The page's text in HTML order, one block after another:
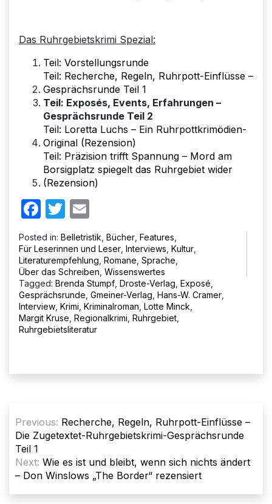
Das Ruhrgebietskrimi Spezial:
Teil: Vorstellungsrunde
Teil: Recherche, Regeln, Ruhrpott-Einflüsse –
Gesprächsrunde Teil 1
Teil: Exposés, Events, Erfahrungen –
Gesprächsrunde Teil 2
Teil: Loretta Luchs – Ein Ruhrpottkrimödien-
Original (Rezension)
Teil: Präzision trifft Spannung – Mord am
Borsigplatz spiegelt das Ruhrgebiet wider
(Rezension)
Facebook
Twitter
Posted in: Belletristik Bücher Features
Für Leserinnen und Leser Interviews Kultur
Literaturempfehlung Romane Sprache
Über das Schreiben Wissenswertes
Tagged: Brenda Stumpf Droste-Verlag Exposé
Gesprächsrunde Gmeiner-Verlag Hans-W. Cramer
Interview Krimi Kriminalroman Lotte Minck
Margit Kruse Regionalkrimi Ruhrgebiet
Ruhrgebietsliteratur
Previous: Recherche, Regeln, Ruhrpott-Einflüsse –
Die Zugetextet-Ruhrgebietskrimi-Gesprächsrunde
Teil 1
Next: Wie es ist und bleibt, wenn sich nichts ändert
– Don Winslows „The Border“ rezensiert